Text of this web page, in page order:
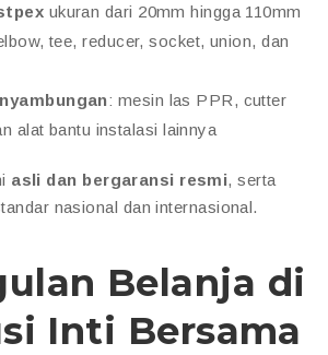
ukuran dari 20mm hingga 110mm
tee, reducer, socket, union, dan
: mesin las PPR, cutter
alat bantu instalasi lainnya
asli dan bergaransi resmi, serta
nasional dan internasional.
Belanja di
Inti Bersama